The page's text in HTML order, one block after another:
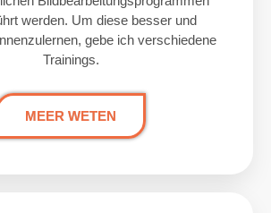
werden. Um diese besser und
gebe ich verschiedene
Trainings.
MEER WETEN